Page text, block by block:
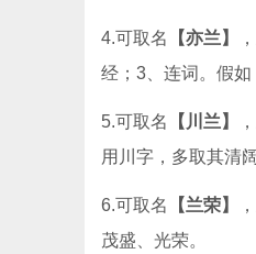
4.可取名 【亦兰】
经；3、连词。假如
5.可取名 【川兰】
用川字，多取其清
6.可取名 【兰荣】
茂盛、光荣。